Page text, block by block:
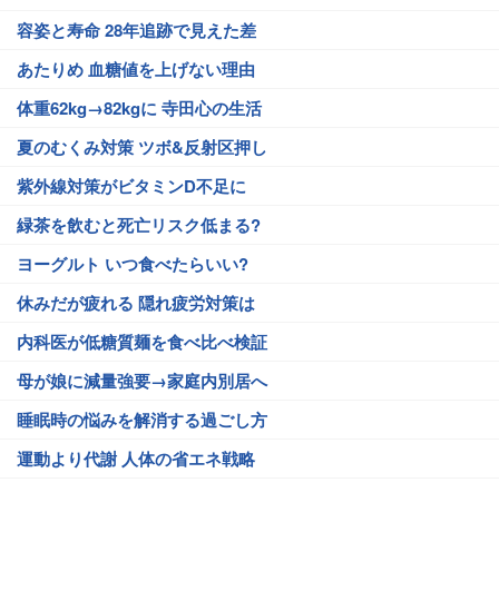
容姿と寿命 28年追跡で見えた差
あたりめ 血糖値を上げない理由
体重62kg→82kgに 寺田心の生活
夏のむくみ対策 ツボ&反射区押し
紫外線対策がビタミンD不足に
緑茶を飲むと死亡リスク低まる?
ヨーグルト いつ食べたらいい?
休みだが疲れる 隠れ疲労対策は
内科医が低糖質麺を食べ比べ検証
母が娘に減量強要→家庭内別居へ
睡眠時の悩みを解消する過ごし方
運動より代謝 人体の省エネ戦略